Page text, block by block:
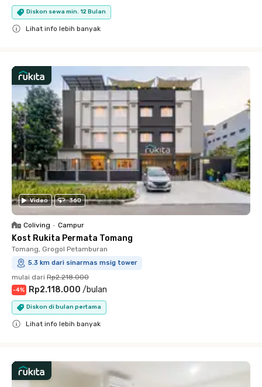
Diskon sewa min. 12 Bulan
Lihat info lebih banyak
Video 360
Coliving • Campur
Kost Rukita Permata Tomang
Tomang, Grogol Petamburan
5.3 km dari sinarmas msig tower
mulai dari Rp2.218.000
-4% Rp2.118.000 /bulan
Diskon di bulan pertama
Lihat info lebih banyak